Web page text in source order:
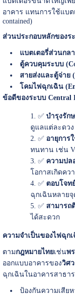
อาคาร แทนการใช้แบต
contained)
ส่วนประกอบหลักของร
แบตเตอรี่ส่วนกล
ตู้ควบคุมระบบ
สายส่งและตู้จ่าย
โคมไฟฉุกเฉิน
ข้อดีของระบบ Central
✅ บำรุงรัก
ดูแลแต่ละดวง
✅ อายุการ
ทนทาน เช่น
✅ ความปล
โอกาสเกิดคว
✅ ตอบโจท
ฉุกเฉินหลายจุ
✅ สามารถ
ได้สะดวก
ความจำเป็นของไฟฉุก
ตามกฎหมายไทยเช่นพ
ออกแบบอาคารของวิศ
ฉุกเฉินในอาคารสาธา
ป้องกันความเสีย